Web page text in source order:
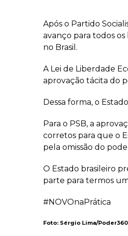
Após o Partido
avanço para todos
no Brasil.
A Lei de Liberdade
aprovação tácita do
Dessa forma, o
Para o PSB, a
corretos para que o
pela omissão do
O Estado brasileiro
parte para termos
#NOVOnaPrática
Foto: Sérgio Lima/Poder360